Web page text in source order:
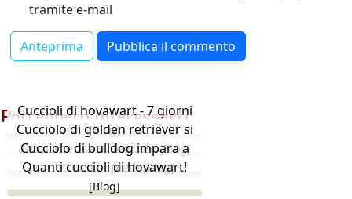
tramite e-mail
Potrebbero interessarti...
Cuccioli di hovawart - 7 giorni
[Blog]
Cucciolo di golden retriever si
addormenta sulle scale[Blog]
Cucciolo di bulldog impara a
rimettersi in piedi[Blog]
Quanti cuccioli di hovawart!
[Blog]